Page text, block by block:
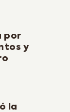
por
y
la